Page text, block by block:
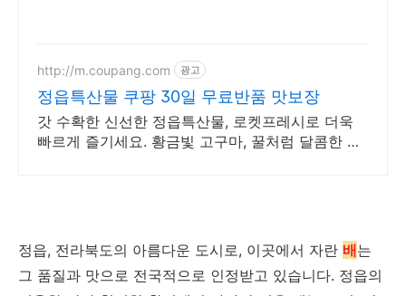
http://m.coupang.com 광고
정읍특산물 쿠팡 30일 무료반품 맛보장
갓 수확한 신선한 정읍특산물, 로켓프레시로 더욱
빠르게 즐기세요. 황금빛 고구마, 꿀처럼 달콤한 맛
정읍, 전라북도의 아름다운 도시로, 이곳에서 자란 배는
그 품질과 맛으로 전국적으로 인정받고 있습니다. 정읍의